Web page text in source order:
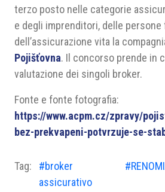
terzo posto nelle categorie
e degli imprenditori, delle persone
dell’assicurazione vita la
Pojišťovna. Il concorso prende in
valutazione dei singoli broker.
Fonte e fonte fotografia:
https://www.acpm.cz/zpravy/
bez-prekvapeni-potvrzuje-se-
Tag:
#broker
assicurativo